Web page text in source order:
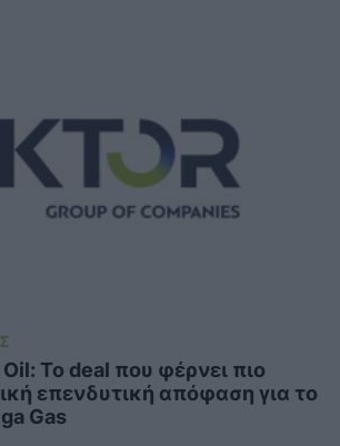
Το deal που φέρνει πιο
επενδυτική απόφαση για το
Gas